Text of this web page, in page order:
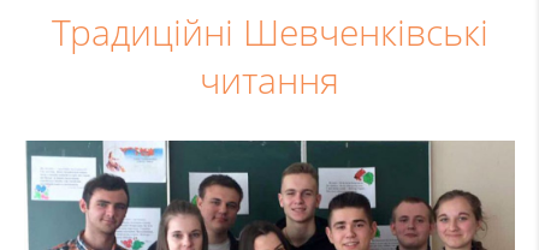
Традиційні Шевченківські
читання